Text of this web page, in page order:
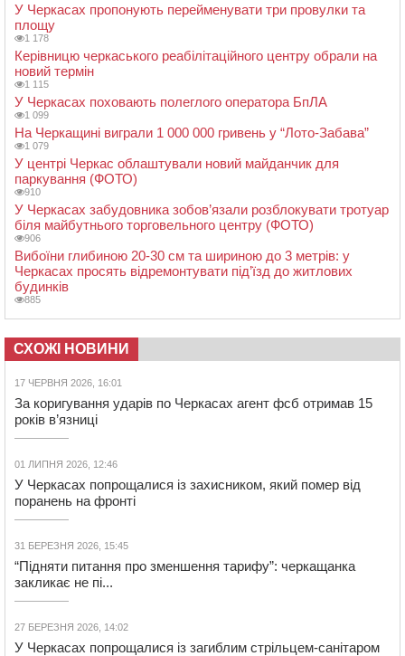
У Черкасах пропонують перейменувати три провулки та
площу
1 178
Керівницю черкаського реабілітаційного центру обрали на
новий термін
1 115
У Черкасах поховають полеглого оператора БпЛА
1 099
На Черкащині виграли 1 000 000 гривень у “Лото-Забава”
1 079
У центрі Черкас облаштували новий майданчик для
паркування (ФОТО)
910
У Черкасах забудовника зобов’язали розблокувати тротуар
біля майбутнього торговельного центру (ФОТО)
906
Вибоїни глибиною 20-30 см та шириною до 3 метрів: у
Черкасах просять відремонтувати під’їзд до житлових
будинків
885
СХОЖІ НОВИНИ
17 ЧЕРВНЯ 2026, 16:01
За коригування ударів по Черкасах агент фсб отримав 15
років в’язниці
01 ЛИПНЯ 2026, 12:46
У Черкасах попрощалися із захисником, який помер від
поранень на фронті
31 БЕРЕЗНЯ 2026, 15:45
“Підняти питання про зменшення тарифу”: черкащанка
закликає не пі...
27 БЕРЕЗНЯ 2026, 14:02
У Черкасах попрощалися із загиблим стрільцем-санітаром